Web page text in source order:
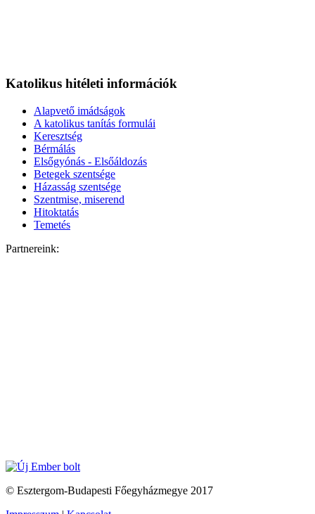
Katolikus hitéleti információk
Alapvető imádságok
A katolikus tanítás formulái
Keresztség
Bérmálás
Elsőgyónás - Elsőáldozás
Betegek szentsége
Házasság szentsége
Szentmise, miserend
Hitoktatás
Temetés
Partnereink:
© Esztergom-Budapesti Főegyházmegye 2017